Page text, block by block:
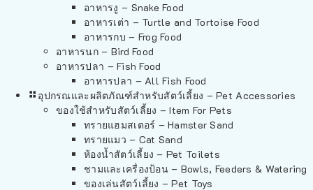
อาหารงู – Snake Food
อาหารเต่า – Turtle and Tortoise Food
อาหารกบ – Frog Food
อาหารนก – Bird Food
อาหารปลา – Fish Food
อาหารปลา – All Fish Food
อุปกรณและผลิตภัณฑ์สำหรับสัตว์เลี้ยง – Pet Accessories
ของใช้สำหรับสัตว์เลี้ยง – Item For Pets
ทรายแฮมสเตอร์ – Hamster Sand
ทรายแมว – Cat Sand
ห้องน้ำสัตว์เลี้ยง – Pet Toilets
ชามและเครื่องป้อน – Bowls, Feeders & Watering
ของเล่นสัตว์เลี้ยง – Pet Toys